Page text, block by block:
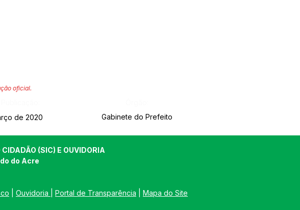
oficial.
de 2020 Gabinete do Prefeito
(SIC) E OUVIDORIA
do Acre
Ouvidoria Portal de Transparência Mapa do Site